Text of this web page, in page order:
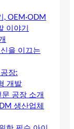
, OEM·ODM
이야기
을 이끄는
장:
개발
공장 소개
생산업체